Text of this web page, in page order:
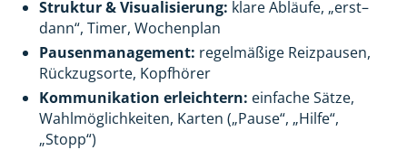
Struktur & Visualisierung: klare Abläufe, „erst–
dann“, Timer, Wochenplan
Pausenmanagement: regelmäßige Reizpausen,
Rückzugsorte, Kopfhörer
Kommunikation erleichtern: einfache Sätze,
Wahlmöglichkeiten, Karten („Pause“, „Hilfe“,
„Stopp“)